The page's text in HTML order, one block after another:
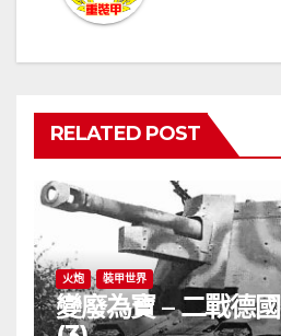
RELATED POST
火炮 裝甲世界
變廢為寶 – 二戰德